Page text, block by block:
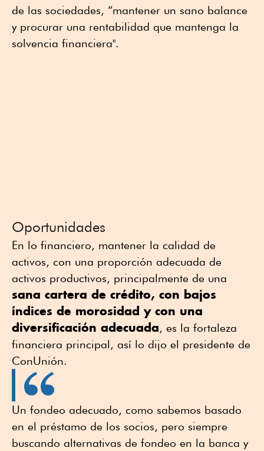
de las sociedades, “mantener un sano balance
y procurar una rentabilidad que mantenga la
solvencia financiera".
Oportunidades
En lo financiero, mantener la calidad de
activos, con una proporción adecuada de
activos productivos, principalmente de una
sana cartera de crédito, con bajos
índices de morosidad y con una
diversificación adecuada, es la fortaleza
financiera principal, así lo dijo el presidente de
ConUnión.
Un fondeo adecuado, como sabemos basado
en el préstamo de los socios, pero siempre
buscando alternativas de fondeo en la banca y